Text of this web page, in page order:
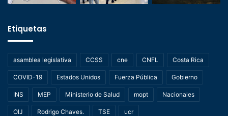
Etiquetas
asamblea legislativa CCSS cne CNFL Costa Rica
COVID-19 Estados Unidos Fuerza Pública Gobierno
INS MEP Ministerio de Salud mopt Nacionales
OIJ Rodrigo Chaves. TSE ucr